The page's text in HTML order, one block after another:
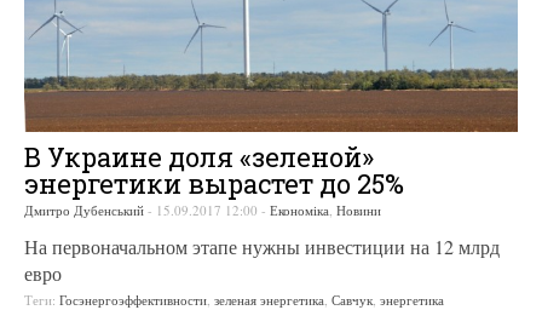
В Украине доля «зеленой»
энергетики вырастет до 25%
Дмитро Дубенський - 15.09.2017 12:00 - Економіка Новини
На первоначальном этапе нужны инвестиции на 12 млрд
евро
Теги: Госэнергоэффективности зеленая энергетика Савчук энергетика